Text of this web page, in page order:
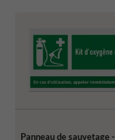
Panneau de sauvetage -